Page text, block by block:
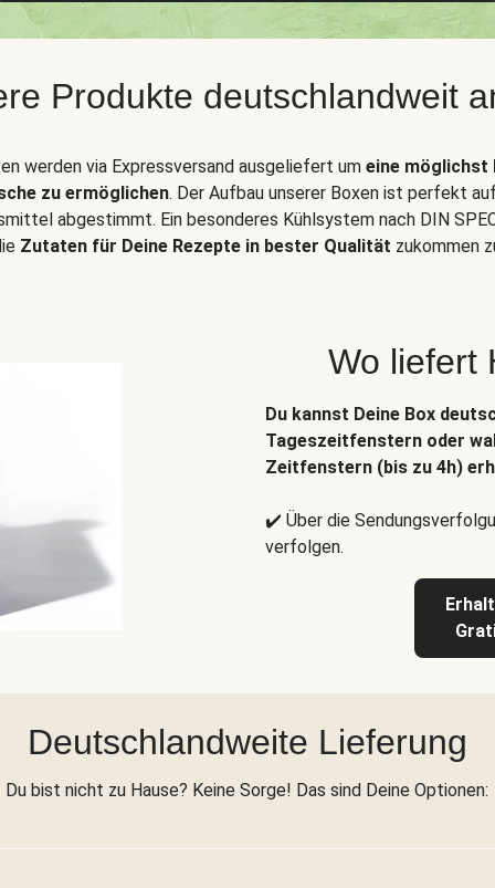
Produkte deutschlandweit
werden via Expressversand ausgeliefert um eine
zu ermöglichen. Der Aufbau unserer Boxen ist perfekt
abgestimmt. Ein besonderes Kühlsystem nach DIN
Zutaten für Deine Rezepte in bester Qualität zukommen
Wo liefert
Du kannst Deine Box
Tageszeitfenstern oder
Zeitfenstern (bis zu 4h)
✔️ Über die
verfolgen.
Deutschlandweite Lieferung
Du bist nicht zu Hause? Keine Sorge! Das sind Deine Optionen: